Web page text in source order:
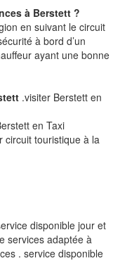
à Berstett ?
en suivant le circuit
à bord d’un
ayant une bonne
.visiter Berstett en
en Taxi
circuit touristique à la
disponible jour et
services adaptée à
. service disponible